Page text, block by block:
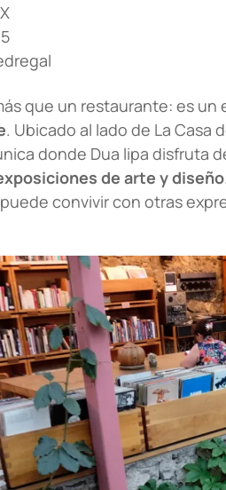
que un restaurante: es un
. Ubicado al lado de La Casa
donde Dua lipa disfruta
de arte y diseño
convivir con otras